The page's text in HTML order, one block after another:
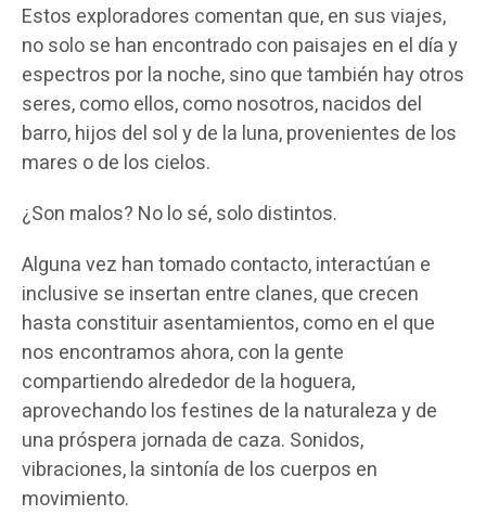
Estos exploradores comentan que, en sus viajes,
no solo se han encontrado con paisajes en el día y
espectros por la noche, sino que también hay otros
seres, como ellos, como nosotros, nacidos del
barro, hijos del sol y de la luna, provenientes de los
mares o de los cielos.
¿Son malos? No lo sé, solo distintos.
Alguna vez han tomado contacto, interactúan e
inclusive se insertan entre clanes, que crecen
hasta constituir asentamientos, como en el que
nos encontramos ahora, con la gente
compartiendo alrededor de la hoguera,
aprovechando los festines de la naturaleza y de
una próspera jornada de caza. Sonidos,
vibraciones, la sintonía de los cuerpos en
movimiento.